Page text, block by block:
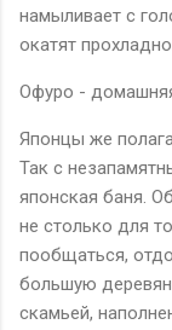
намыливает с
окатят
Офуро - домашняя
Японцы же
Так с
японская баня.
не столько для
пообщаться,
большую
скамьей,